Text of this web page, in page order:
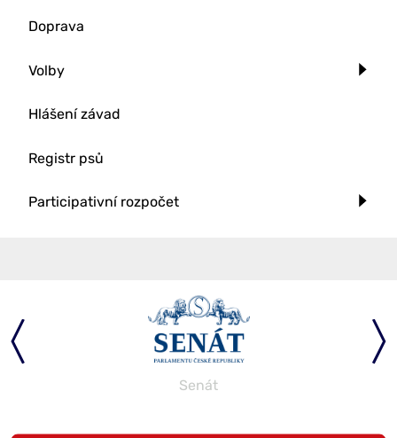
Doprava
Volby
Hlášení závad
Registr psů
Participativní rozpočet
Senát